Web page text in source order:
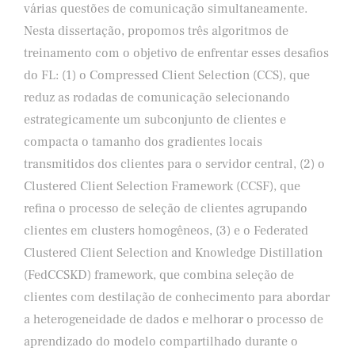
várias questões de comunicação simultaneamente.
Nesta dissertação, propomos três algoritmos de
treinamento com o objetivo de enfrentar esses desafios
do FL: (1) o Compressed Client Selection (CCS), que
reduz as rodadas de comunicação selecionando
estrategicamente um subconjunto de clientes e
compacta o tamanho dos gradientes locais
transmitidos dos clientes para o servidor central, (2) o
Clustered Client Selection Framework (CCSF), que
refina o processo de seleção de clientes agrupando
clientes em clusters homogêneos, (3) e o Federated
Clustered Client Selection and Knowledge Distillation
(FedCCSKD) framework, que combina seleção de
clientes com destilação de conhecimento para abordar
a heterogeneidade de dados e melhorar o processo de
aprendizado do modelo compartilhado durante o